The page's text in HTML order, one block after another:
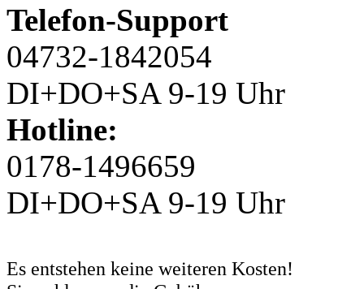
Telefon-Support
04732-1842054
DI+DO+SA 9-19 Uhr
Hotline:
0178-1496659
DI+DO+SA 9-19 Uhr
Es entstehen keine weiteren Kosten!